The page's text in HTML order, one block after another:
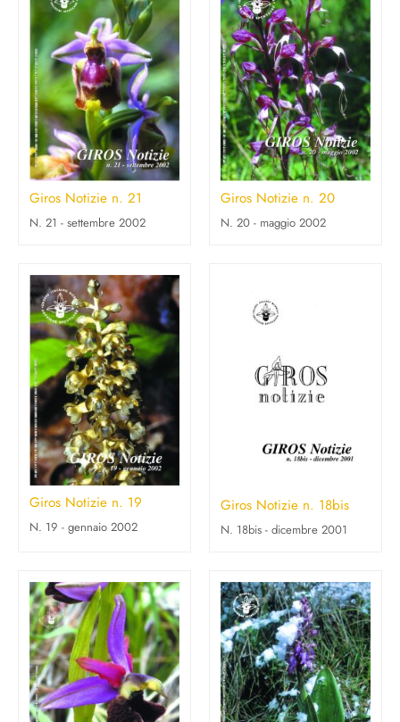
Giros Notizie n. 21
N. 21 - settembre 2002
Giros Notizie n. 20
N. 20 - maggio 2002
Giros Notizie n. 19
N. 19 - gennaio 2002
Giros Notizie n. 18bis
N. 18bis - dicembre 2001